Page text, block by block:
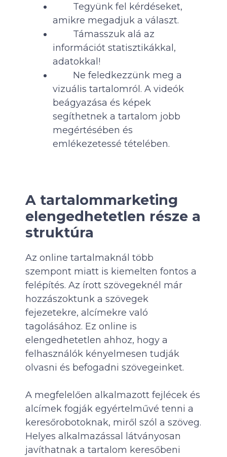
Tegyünk fel kérdéseket,
amikre megadjuk a választ.
Támasszuk alá az
információt statisztikákkal,
adatokkal!
Ne feledkezzünk meg a
vizuális tartalomról. A videók
beágyazása és képek
segíthetnek a tartalom jobb
megértésében és
emlékezetessé tételében.
A tartalommarketing
elengedhetetlen része a
struktúra
Az online tartalmaknál több
szempont miatt is kiemelten fontos a
felépítés. Az írott szövegeknél már
hozzászoktunk a szövegek
fejezetekre, alcímekre való
tagolásához. Ez online is
elengedhetetlen ahhoz, hogy a
felhasználók kényelmesen tudják
olvasni és befogadni szövegeinket.
A megfelelően alkalmazott fejlécek és
alcímek fogják egyértelművé tenni a
keresőrobotoknak, miről szól a szöveg.
Helyes alkalmazással látványosan
javíthatnak a tartalom keresőbeni